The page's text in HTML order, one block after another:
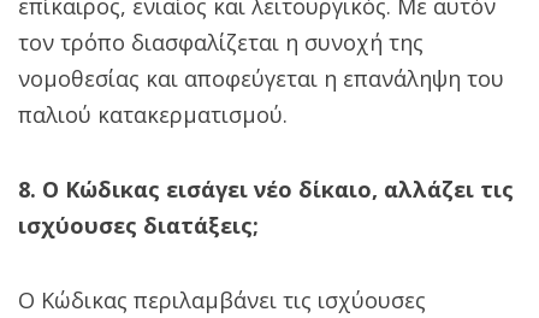
τον τρόπο διασφαλίζεται η συνοχή της
νομοθεσίας και αποφεύγεται η επανάληψη του
παλιού κατακερματισμού.
8. Ο Κώδικας εισάγει νέο δίκαιο, αλλάζει τις
ισχύουσες διατάξεις;
Ο Κώδικας περιλαμβάνει τις ισχύουσες